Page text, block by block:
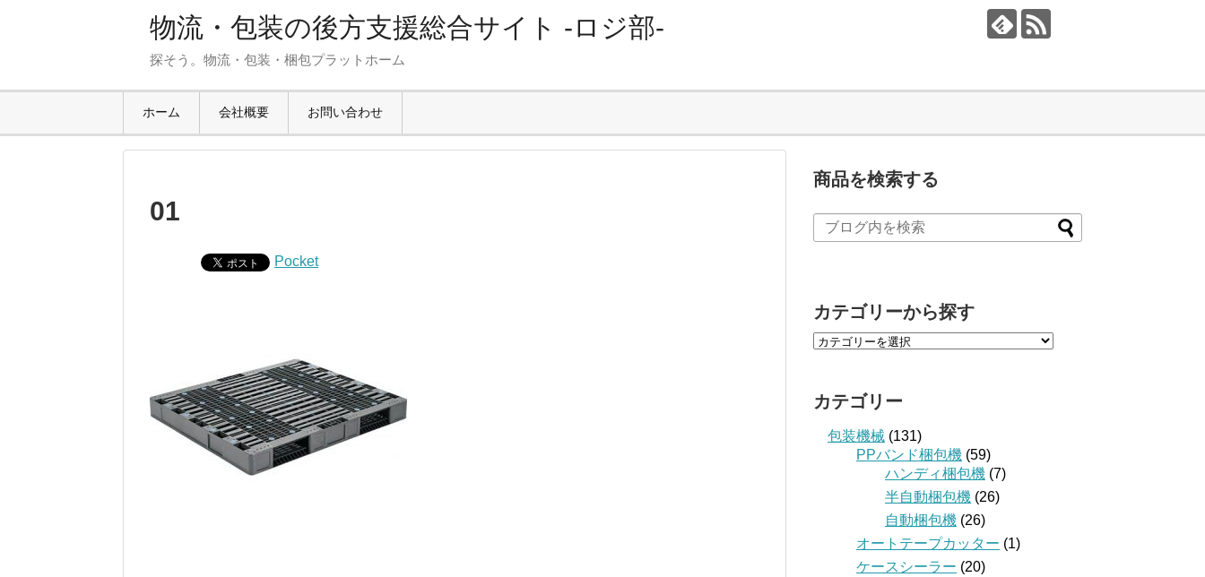
物流・包装の後方支援総合サイト -ロジ部-
探そう。物流・包装・梱包プラットホーム
ホーム 会社概要 お問い合わせ
01
Pocket
商品を検索する
カテゴリーから探す
カテゴリー
包装機械 (131)
PPバンド梱包機 (59)
ハンディ梱包機 (7)
半自動梱包機 (26)
自動梱包機 (26)
オートテープカッター (1)
ケースシーラー (20)